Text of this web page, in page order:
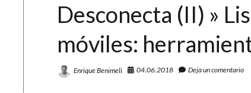
Desconecta (II) »
móviles:
Enrique Benimeli 04.06.2018 Deja un comentario